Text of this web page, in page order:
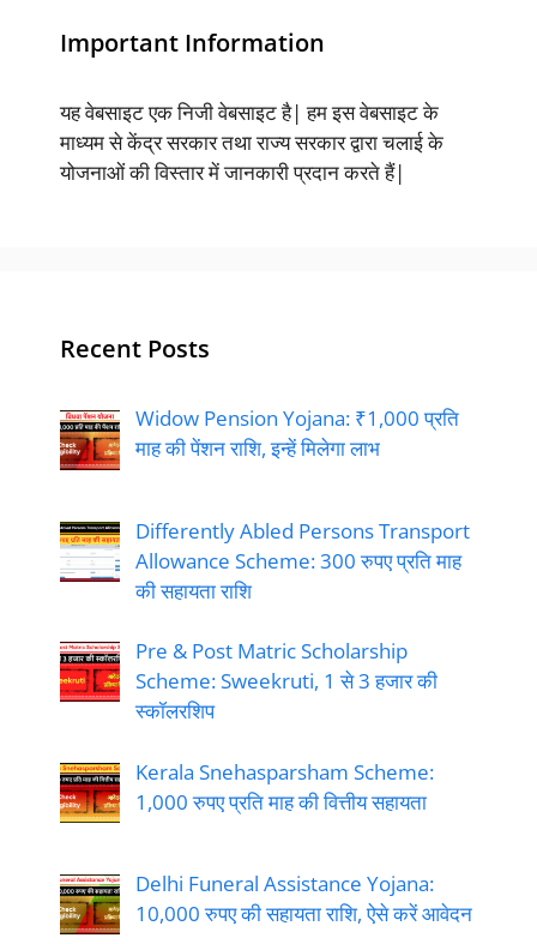
Important Information
यह वेबसाइट एक निजी वेबसाइट है| हम इस वेबसाइट के
माध्यम से केंद्र सरकार तथा राज्य सरकार द्वारा चलाई के
योजनाओं की विस्तार में जानकारी प्रदान करते हैं|
Recent Posts
Widow Pension Yojana: ₹1,000 प्रति
माह की पेंशन राशि, इन्हें मिलेगा लाभ
Differently Abled Persons Transport
Allowance Scheme: 300 रुपए प्रति माह
की सहायता राशि
Pre & Post Matric Scholarship
Scheme: Sweekruti, 1 से 3 हजार की
स्कॉलरशिप
Kerala Snehasparsham Scheme:
1,000 रुपए प्रति माह की वित्तीय सहायता
Delhi Funeral Assistance Yojana:
10,000 रुपए की सहायता राशि, ऐसे करें आवेदन